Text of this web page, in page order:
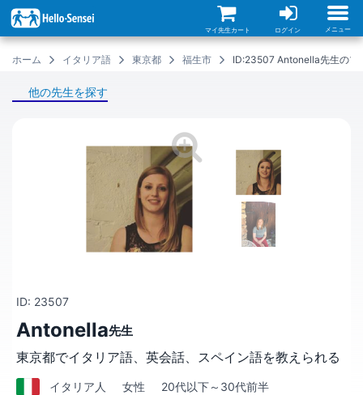
イ
ン
コ
マイ先生カート ログイン メニュー
ホーム イタリア語 東京都 福生市 ID:23507 Antonella先生のプ
他の先生を探す
ID: 23507
Antonella先生
東京都でイタリア語、英会話、スペイン語を教えられる
イタリア 人 女性
20代以下～30代前半